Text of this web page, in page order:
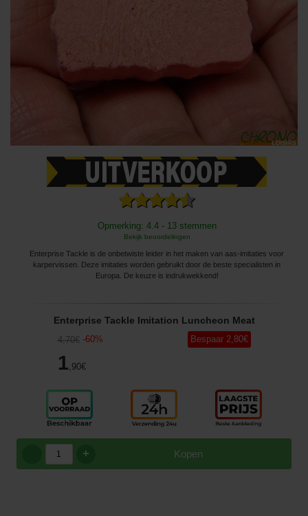
Opmerking: 4.4 - 13 stemmen
Bekijk beoordelingen
Enterprise Tackle is de onbetwiste leider in het maken van aas-imitaties voor
karpervissen. Deze imitaties worden gebruikt door de beste specialisten in
Europa. De keuze is indrukwekkend!
Enterprise Tackle Imitation Luncheon Meat
4,70€ -60%
1 ,90€
Bespaar 2,80€
Kopen
+